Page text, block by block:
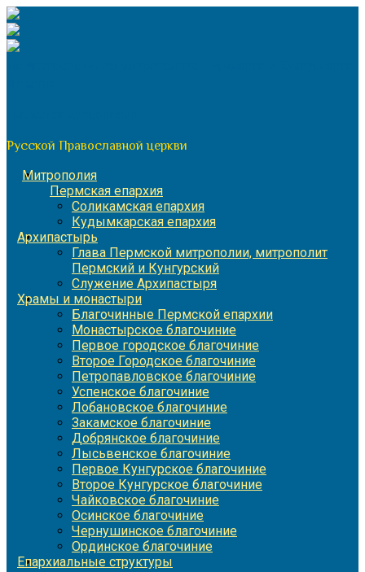
Перейти
к
содержимому
Русской Православной церкви
Митрополия
Пермская епархия
Соликамская епархия
Кудымкарская епархия
Архипастырь
Глава Пермской митрополии, митрополит
Пермский и Кунгурский
Служение Архипастыря
Храмы и монастыри
Благочинные Пермской епархии
Монастырское благочиние
Первое городское благочиние
Второе Городское благочиние
Петропавловское благочиние
Успенское благочиние
Лобановское благочиние
Закамское благочиние
Добрянское благочиние
Лысьвенское благочиние
Первое Кунгурское благочиние
Второе Кунгурское благочиние
Чайковское благочиние
Осинское благочиние
Чернушинское благочиние
Ординское благочиние
Епархиальные структуры